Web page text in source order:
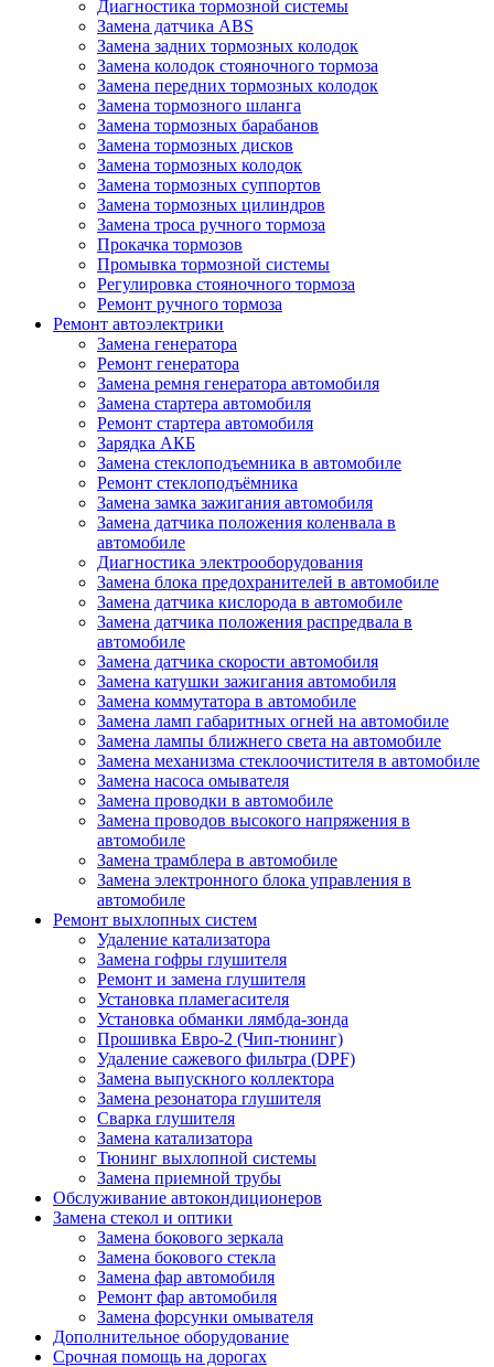
Диагностика тормозной системы
Замена датчика ABS
Замена задних тормозных колодок
Замена колодок стояночного тормоза
Замена передних тормозных колодок
Замена тормозного шланга
Замена тормозных барабанов
Замена тормозных дисков
Замена тормозных колодок
Замена тормозных суппортов
Замена тормозных цилиндров
Замена троса ручного тормоза
Прокачка тормозов
Промывка тормозной системы
Регулировка стояночного тормоза
Ремонт ручного тормоза
Ремонт автоэлектрики
Замена генератора
Ремонт генератора
Замена ремня генератора автомобиля
Замена стартера автомобиля
Ремонт стартера автомобиля
Зарядка АКБ
Замена стеклоподъемника в автомобиле
Ремонт стеклоподъёмника
Замена замка зажигания автомобиля
Замена датчика положения коленвала в
автомобиле
Диагностика электрооборудования
Замена блока предохранителей в автомобиле
Замена датчика кислорода в автомобиле
Замена датчика положения распредвала в
автомобиле
Замена датчика скорости автомобиля
Замена катушки зажигания автомобиля
Замена коммутатора в автомобиле
Замена ламп габаритных огней на автомобиле
Замена лампы ближнего света на автомобиле
Замена механизма стеклоочистителя в автомобиле
Замена насоса омывателя
Замена проводки в автомобиле
Замена проводов высокого напряжения в
автомобиле
Замена трамблера в автомобиле
Замена электронного блока управления в
автомобиле
Ремонт выхлопных систем
Удаление катализатора
Замена гофры глушителя
Ремонт и замена глушителя
Установка пламегасителя
Установка обманки лямбда-зонда
Прошивка Евро-2 (Чип-тюнинг)
Удаление сажевого фильтра (DPF)
Замена выпускного коллектора
Замена резонатора глушителя
Сварка глушителя
Замена катализатора
Тюнинг выхлопной системы
Замена приемной трубы
Обслуживание автокондиционеров
Замена стекол и оптики
Замена бокового зеркала
Замена бокового стекла
Замена фар автомобиля
Ремонт фар автомобиля
Замена форсунки омывателя
Дополнительное оборудование
Срочная помощь на дорогах